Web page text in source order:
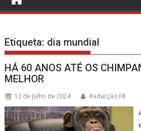
Etiqueta: dia mundial
HÁ 60 ANOS ATÉ OS
MELHOR
12 de Julho de 2024 Redacção F8